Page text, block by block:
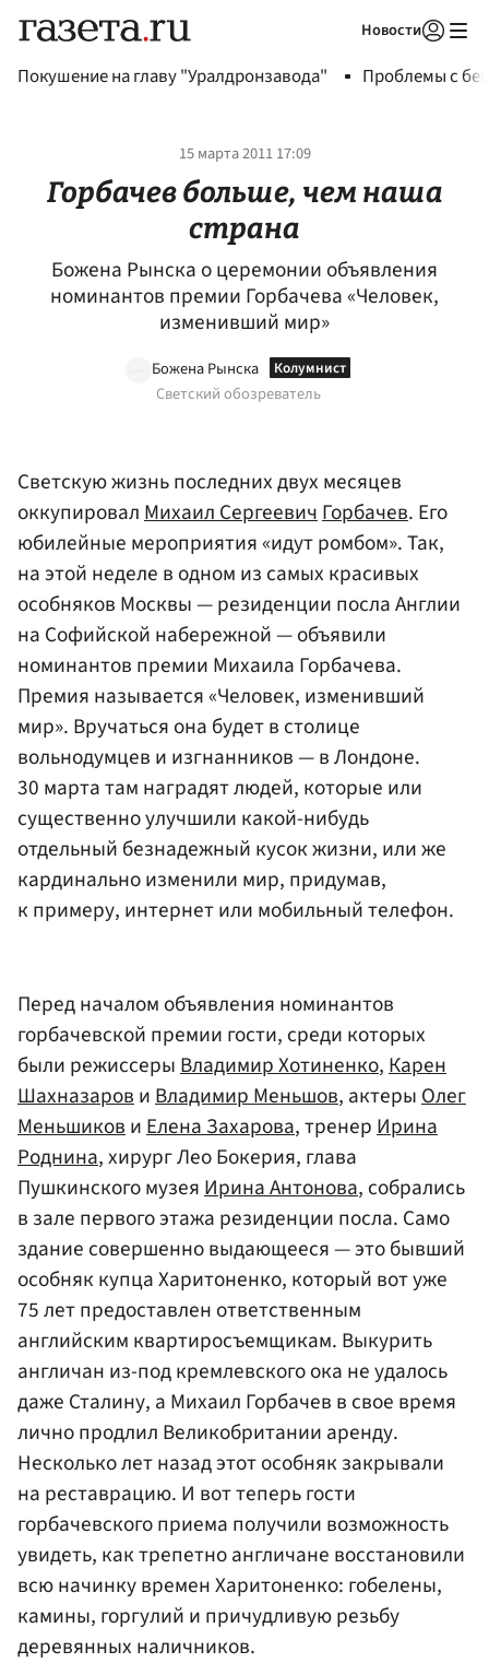
Новости
Покушение на главу "Уралдронзавода" Проблемы с
15 марта 2011 17:09
Горбачев больше, чем наша
страна
Божена Рынска о церемонии объявления
номинантов премии Горбачева «Человек,
изменивший мир»
Божена Рынска
Светский обозреватель
Светскую жизнь последних двух месяцев
оккупировалМихаил СергеевичГорбачев. Его
юбилейные мероприятия «идут ромбом». Так,
на этой неделе в одном из самых красивых
особняков Москвы — резиденции посла Англии
на Софийской набережной — объявили
номинантов премии Михаила Горбачева.
Премия называется «Человек, изменивший
мир». Вручаться она будет в столице
вольнодумцев и изгнанников — в Лондоне.
30 марта там наградят людей, которые или
существенно улучшили какой-нибудь
отдельный безнадежный кусок жизни, или же
кардинально изменили мир, придумав,
к примеру, интернет или мобильный телефон.
Перед началом объявления номинантов
горбачевской премии гости, среди которых
были режиссерыВладимир Хотиненко,Карен
ШахназаровиВладимир Меньшов, актерыОлег
МеньшиковиЕлена Захарова, тренерИрина
Роднина, хирург Лео Бокерия, глава
Пушкинского музеяИрина Антонова, собрались
в зале первого этажа резиденции посла. Само
здание совершенно выдающееся — это бывший
особняк купца Харитоненко, который вот уже
75 лет предоставлен ответственным
английским квартиросъемщикам. Выкурить
англичан из-под кремлевского ока не удалось
даже Сталину, а Михаил Горбачев в свое время
лично продлил Великобритании аренду.
Несколько лет назад этот особняк закрывали
на реставрацию. И вот теперь гости
горбачевского приема получили возможность
увидеть, как трепетно англичане восстановили
всю начинку времен Харитоненко: гобелены,
камины, горгулий и причудливую резьбу
деревянных наличников.